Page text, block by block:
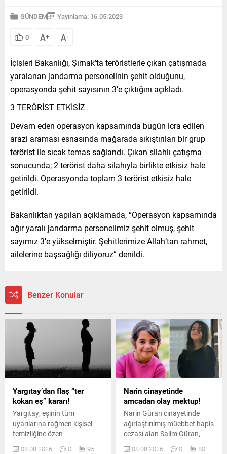
GÜNDEM Yayınlama: 16.05.2023
0 A+ A-
İçişleri Bakanlığı, Şırnak’ta teröristlerle çıkan çatışmada
yaralanan jandarma personelinin şehit olduğunu,
operasyonda şehit sayısının 3’e çıktığını açıkladı.
3 TERÖRİST ETKİSİZ
Devam eden operasyon kapsamında bugün icra edilen
arazi araması esnasında mağarada sıkıştırılan bir grup
terörist ile sıcak temas sağlandı. Çıkan silahlı çatışma
sonucunda; 2 terörist daha silahıyla birlikte etkisiz hale
getirildi. Operasyonda toplam 3 terörist etkisiz hale
getirildi.
Bakanlıktan yapılan açıklamada, “Operasyon kapsamında
ağır yaralı jandarma personelimiz şehit olmuş, şehit
sayımız 3’e yükselmiştir. Şehitlerimize Allah’tan rahmet,
ailelerine başsağlığı diliyoruz” denildi.
Benzer Konular
Yargıtay’dan flaş “ter
kokan eş” kararı!
Yargıtay, eşinin tüm
uyarılarına rağmen kişisel
temizliğine özen
göstermeyen ve sürekli ter
08.08.2026 0 95
Narin cinayetinde
amcadan olay mektup!
Narin Güran cinayetinde
ağırlaştırılmış müebbet hapis
cezası alan Salim Güran,
cezaevinden yazdığı
08.08.2026 0 80